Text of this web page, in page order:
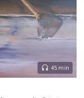
45 min